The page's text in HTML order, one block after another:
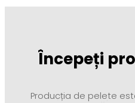
Începeți
Producția de pelete